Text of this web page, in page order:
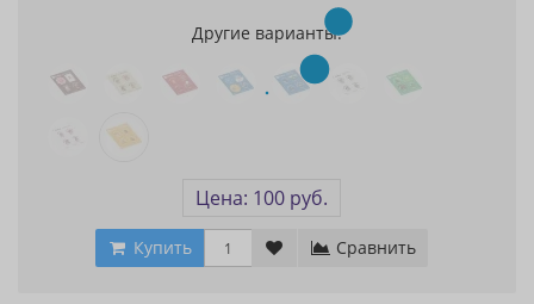
Другие варианты:
Цена: 100 руб.
Купить Сравнить